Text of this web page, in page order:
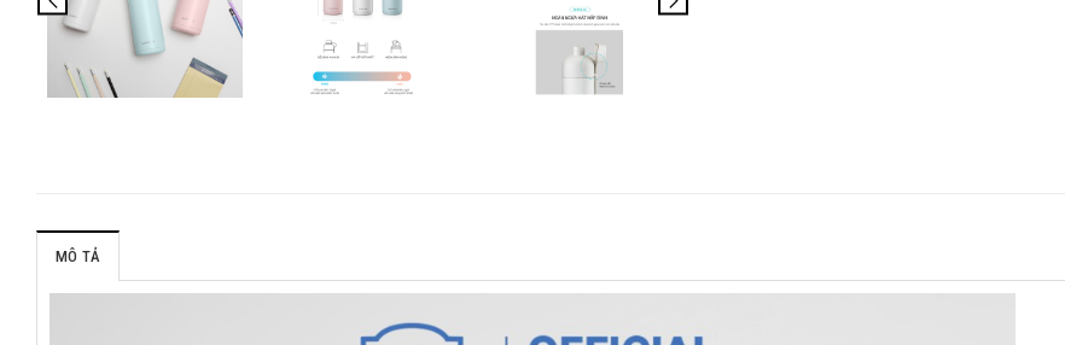
MÔ TẢ